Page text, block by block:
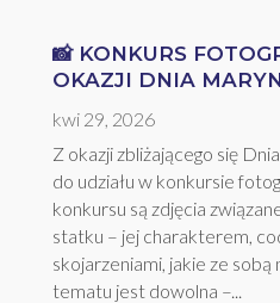
📸 KONKURS
OKAZJI DNIA
kwi 29, 2026
Z okazji zbliżającego się
do udziału w konkursie
konkursu są zdjęcia
statku – jej charakterem,
skojarzeniami, jakie ze
tematu jest dowolna –...